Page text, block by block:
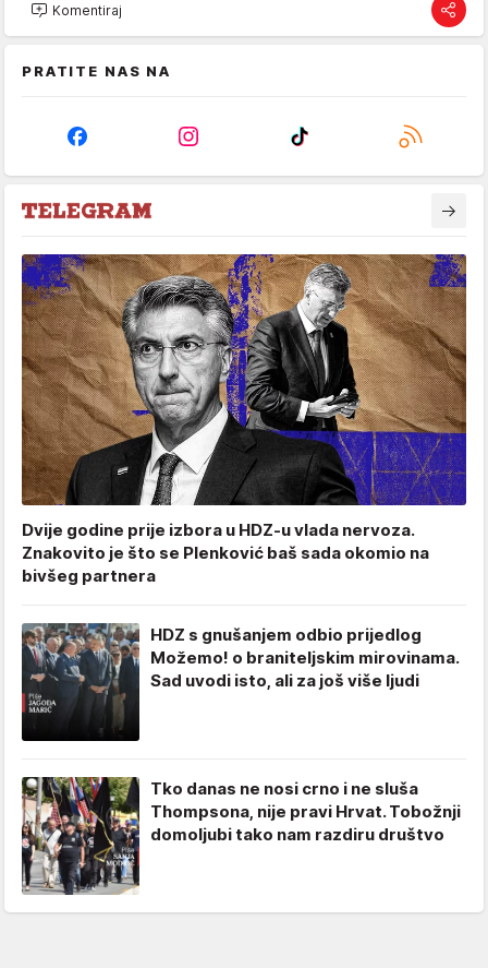
Komentiraj
PRATITE NAS NA
Dvije godine prije izbora u HDZ-u vlada nervoza.
Znakovito je što se Plenković baš sada okomio na
bivšeg partnera
HDZ s gnušanjem odbio prijedlog
Možemo! o braniteljskim mirovinama.
Sad uvodi isto, ali za još više ljudi
Tko danas ne nosi crno i ne sluša
Thompsona, nije pravi Hrvat. Tobožnji
domoljubi tako nam razdiru društvo